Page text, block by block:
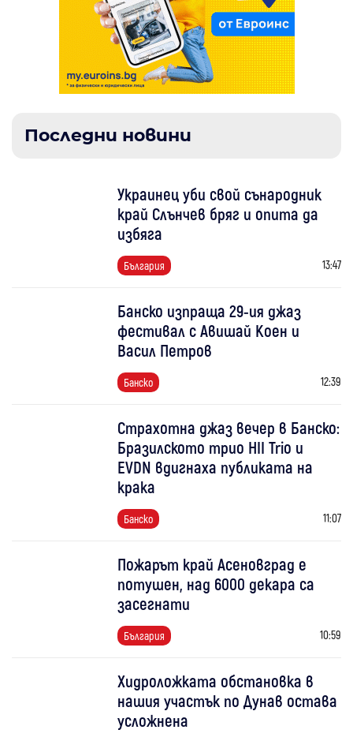
Последни новини
Украинец уби свой сънародник
край Слънчев бряг и опита да
избяга
България 13:47
Банско изпраща 29-ия джаз
фестивал с Авишай Коен и
Васил Петров
Банско 12:39
Страхотна джаз вечер в Банско:
Бразилското трио HII Trio и
EVDN вдигнаха публиката на
крака
Банско 11:07
Пожарът край Асеновград е
потушен, над 6000 декара са
засегнати
България 10:59
Хидроложката обстановка в
нашия участък по Дунав остава
усложнена